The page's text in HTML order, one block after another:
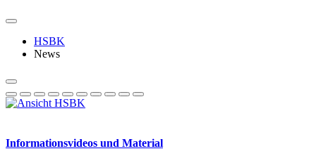
HSBK
News
Informationsvideos und Material